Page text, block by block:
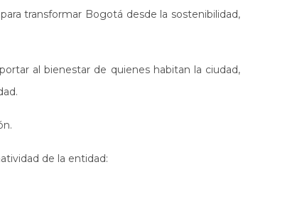
transformar Bogotá desde la sostenibilidad,
al bienestar de quienes habitan la ciudad,
de la entidad: